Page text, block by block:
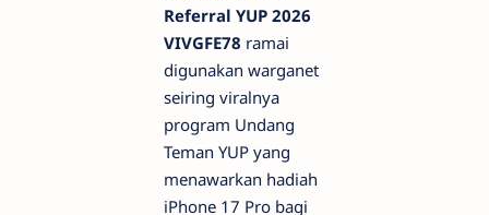
Referral YUP 2026
VIVGFE78 ramai
digunakan warganet
seiring viralnya
program Undang
Teman YUP yang
menawarkan hadiah
iPhone 17 Pro bagi